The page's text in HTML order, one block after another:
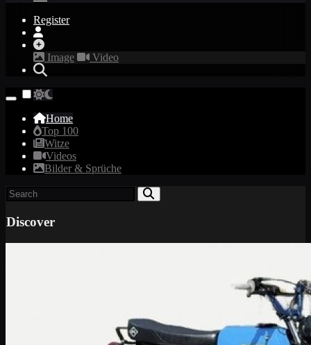
Register
Image Video
Home
Top 100
Witze
Videos
Bilder & Sprüche
Discover